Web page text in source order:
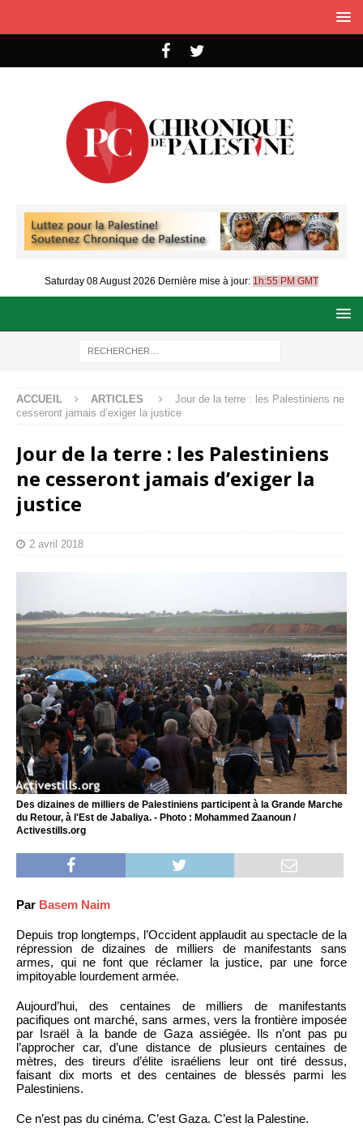
Saturday 08 August 2026 Dernière mise à jour: 1h:55 PM GMT
ACCUEIL ARTICLES
Jour de la terre : les Palestiniens ne
cesseront jamais d’exiger la justice
Jour de la terre : les Palestiniens
ne cesseront jamais d’exiger la
justice
2 avril 2018
Des dizaines de milliers de Palestiniens participent à la Grande Marche
du Retour, à l'Est de Jabaliya. - Photo : Mohammed Zaanoun /
Activestills.org
Par Basem Naim
Depuis trop longtemps, l’Occident applaudit au spectacle de la
répression de dizaines de milliers de manifestants sans
armes, qui ne font que réclamer la justice, par une force
impitoyable lourdement armée.
Aujourd’hui, des centaines de milliers de manifestants
pacifiques ont marché, sans armes, vers la frontière imposée
par Israël à la bande de Gaza assiégée. Ils n’ont pas pu
l’approcher car, d’une distance de plusieurs centaines de
mètres, des tireurs d’élite israéliens leur ont tiré dessus,
faisant dix morts et des centaines de blessés parmi les
Palestiniens.
Ce n’est pas du cinéma. C’est Gaza. C’est la Palestine.